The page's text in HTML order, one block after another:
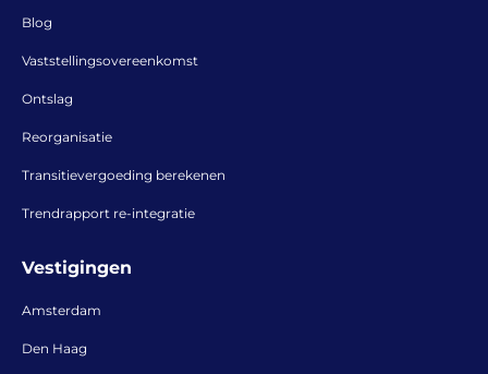
Blog
Vaststellingsovereenkomst
Ontslag
Reorganisatie
Transitievergoeding berekenen
Trendrapport re-integratie
Vestigingen
Amsterdam
Den Haag